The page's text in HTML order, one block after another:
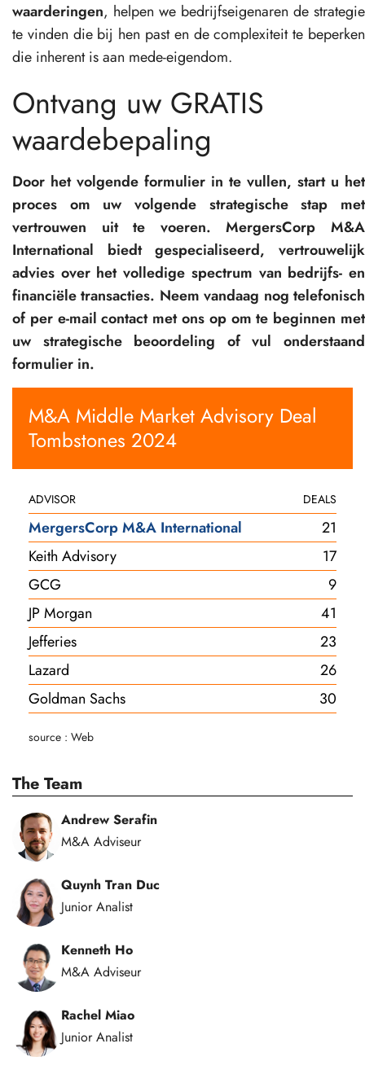
waarderingen, helpen we bedrijfseigenaren de strategie
te vinden die bij hen past en de complexiteit te beperken
die inherent is aan mede-eigendom.
Ontvang uw GRATIS
waardebepaling
Door het volgende formulier in te vullen, start u het
proces om uw volgende strategische stap met
vertrouwen uit te voeren. MergersCorp M&A
International biedt gespecialiseerd, vertrouwelijk
advies over het volledige spectrum van bedrijfs- en
financiële transacties. Neem vandaag nog telefonisch
of per e-mail contact met ons op om te beginnen met
uw strategische beoordeling of vul onderstaand
formulier in.
M&A Middle Market Advisory Deal
Tombstones 2024
ADVISOR DEALS
MergersCorp M&A International
21
Keith Advisory
17
GCG
9
JP Morgan
41
Jefferies
23
Lazard
26
Goldman Sachs
30
source : Web
The Team
Andrew Serafin
M&A Adviseur
Quynh Tran Duc
Junior Analist
Kenneth Ho
M&A Adviseur
Rachel Miao
Junior Analist